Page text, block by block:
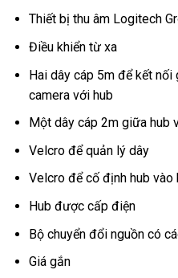
Thiết bị thu âm Logitech
Điều khiển từ xa
Hai dây cáp 5m để kết
camera với hub
Một dây cáp 2m giữa hub
Velcro để quản lý dây
Velcro để cố định hub vào
Hub được cấp điện
Bộ chuyển đổi nguồn có
Giá gắn